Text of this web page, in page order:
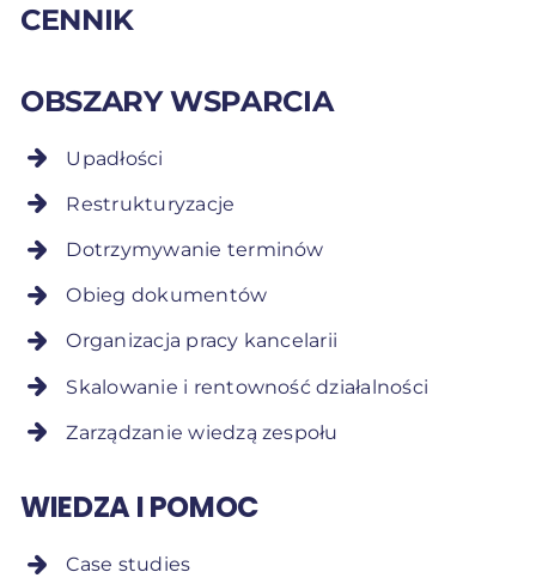
CENNIK
OBSZARY WSPARCIA
Upadłości
Restrukturyzacje
Dotrzymywanie terminów
Obieg dokumentów
Organizacja pracy kancelarii
Skalowanie i rentowność działalności
Zarządzanie wiedzą zespołu
WIEDZA I POMOC
Case studies